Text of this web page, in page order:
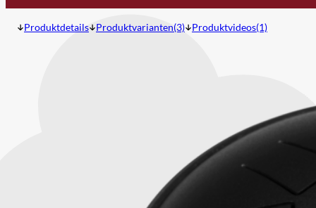
Produktdetails Produktvarianten(3) Produktvideos(1)